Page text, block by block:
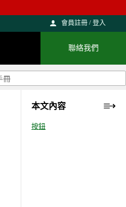
會員註冊 / 登入
聯絡我們
本文內容
按鈕